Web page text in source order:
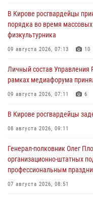
В Кирове росгвардейцы
порядка во время
физкультурника
09 августа 2026, 07:13 10
Личный состав Управления
рамках медиафорума
09 августа 2026, 07:11 6
В Кирове росгвардейцы
08 августа 2026, 09:11
Генерал-полковник Олег
организационно-штатных
профессиональным
07 августа 2026, 08:51